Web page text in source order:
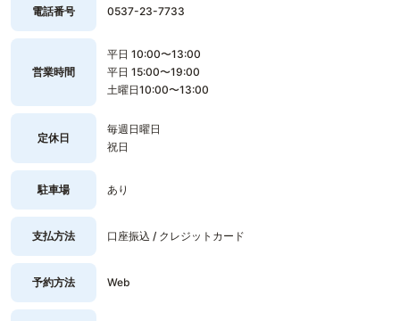
電話番号 0537-23-7733
営業時間
平日 10:00〜13:00
平日 15:00〜19:00
土曜日10:00〜13:00
定休日
毎週日曜日
祝日
駐車場 あり
支払方法 口座振込 / クレジットカード
予約方法 Web